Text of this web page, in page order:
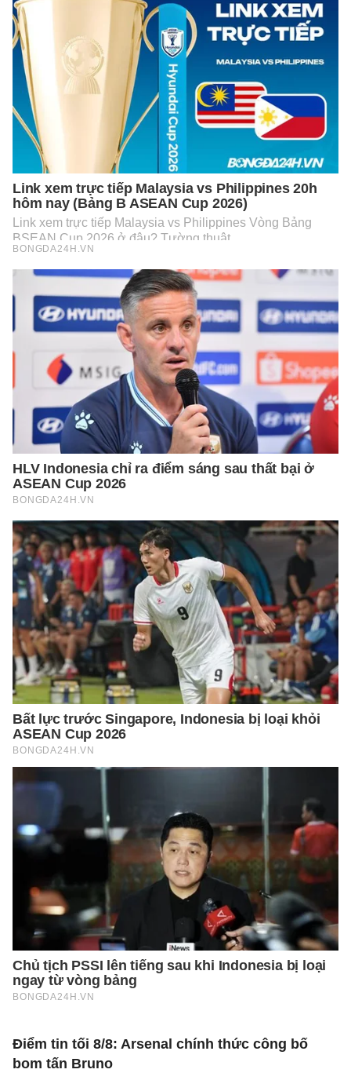
Điểm tin tối 8/8: Arsenal chính thức công bố
bom tấn Bruno